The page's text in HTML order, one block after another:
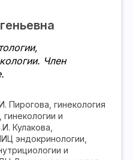
Член
Пирогова, гинекология
и
Кулакова,
эндокринологии,
и